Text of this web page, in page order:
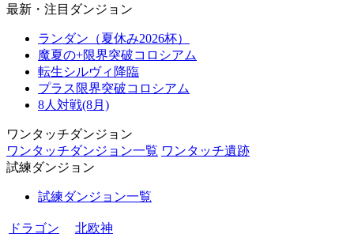
最新・注目ダンジョン
ランダン（夏休み2026杯）
魔夏の+限界突破コロシアム
転生シルヴィ降臨
プラス限界突破コロシアム
8人対戦(8月)
ワンタッチダンジョン
ワンタッチダンジョン一覧 ワンタッチ遺跡
試練ダンジョン
試練ダンジョン一覧
ドラゴン 北欧神